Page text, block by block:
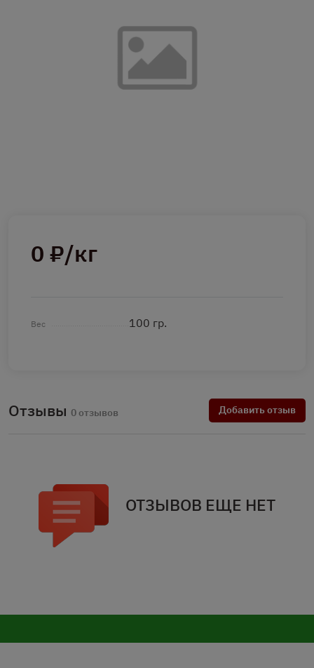
0 ₽/кг
Вес 100 гр.
Отзывы 0 отзывов Добавить отзыв
ОТЗЫВОВ ЕЩЕ НЕТ